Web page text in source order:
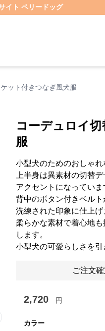
イト ペリードッグ
ット付きつなぎ風犬服
slide
コーデュロイ
服
小型犬のためのおしゃれ
上半身は異素材の切替
アクセントになっていま
背中のボタン付きベル
洗練された印象に仕上げ
柔らかな素材で着心地
します。
小型犬の可愛らしさを引
ご注文
2,720 円
カラー